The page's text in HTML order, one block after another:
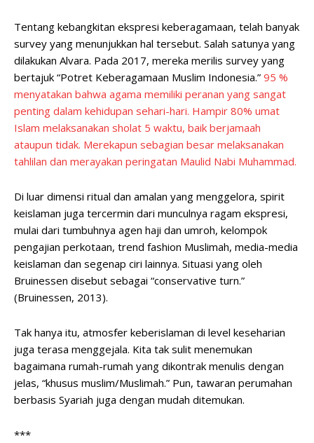
Tentang kebangkitan ekspresi keberagamaan, telah banyak
survey yang menunjukkan hal tersebut. Salah satunya yang
dilakukan Alvara. Pada 2017, mereka merilis survey yang
bertajuk “Potret Keberagamaan Muslim Indonesia.” 95 %
menyatakan bahwa agama memiliki peranan yang sangat
penting dalam kehidupan sehari-hari. Hampir 80% umat
Islam melaksanakan sholat 5 waktu, baik berjamaah
ataupun tidak. Merekapun sebagian besar melaksanakan
tahlilan dan merayakan peringatan Maulid Nabi Muhammad.
Di luar dimensi ritual dan amalan yang menggelora, spirit
keislaman juga tercermin dari munculnya ragam ekspresi,
mulai dari tumbuhnya agen haji dan umroh, kelompok
pengajian perkotaan, trend fashion Muslimah, media-media
keislaman dan segenap ciri lainnya. Situasi yang oleh
Bruinessen disebut sebagai “conservative turn.”
(Bruinessen, 2013).
Tak hanya itu, atmosfer keberislaman di level keseharian
juga terasa menggejala. Kita tak sulit menemukan
bagaimana rumah-rumah yang dikontrak menulis dengan
jelas, “khusus muslim/Muslimah.” Pun, tawaran perumahan
berbasis Syariah juga dengan mudah ditemukan.
***